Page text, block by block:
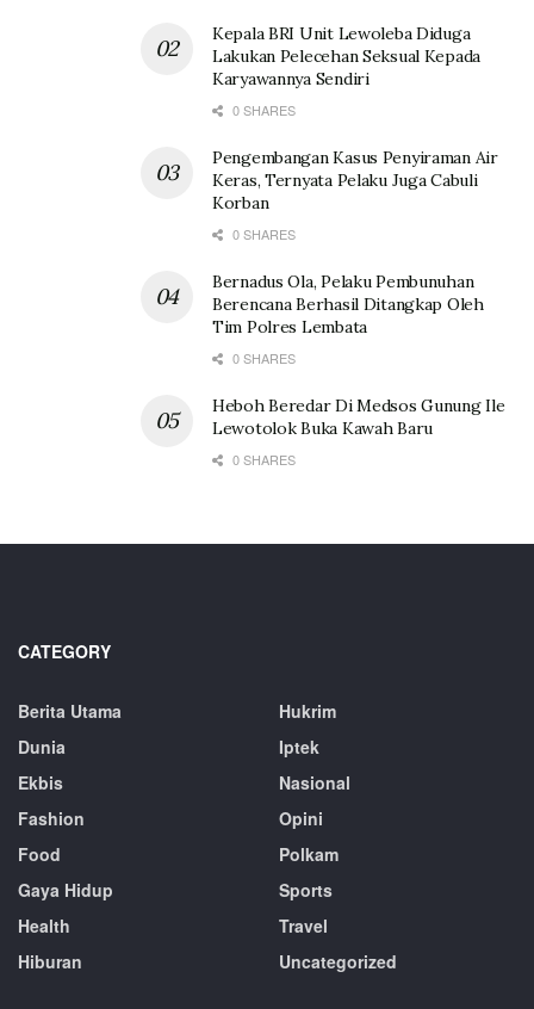
Kepala BRI Unit Lewoleba Diduga
Lakukan Pelecehan Seksual Kepada
Karyawannya Sendiri
0 SHARES
Pengembangan Kasus Penyiraman Air
Keras, Ternyata Pelaku Juga Cabuli
Korban
0 SHARES
Bernadus Ola, Pelaku Pembunuhan
Berencana Berhasil Ditangkap Oleh
Tim Polres Lembata
0 SHARES
Heboh Beredar Di Medsos Gunung Ile
Lewotolok Buka Kawah Baru
0 SHARES
CATEGORY
Berita Utama
Dunia
Ekbis
Fashion
Food
Gaya Hidup
Health
Hiburan
Hukrim
Iptek
Nasional
Opini
Polkam
Sports
Travel
Uncategorized